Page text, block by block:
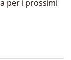
per i prossimi